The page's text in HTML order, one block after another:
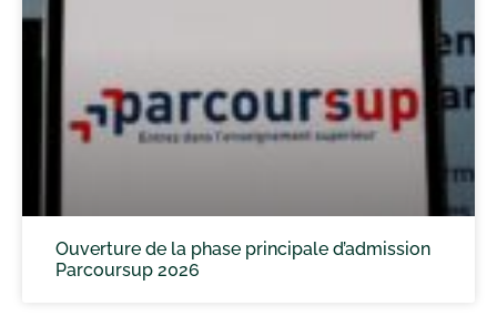
Ouverture de la phase principale d’admission
Parcoursup 2026